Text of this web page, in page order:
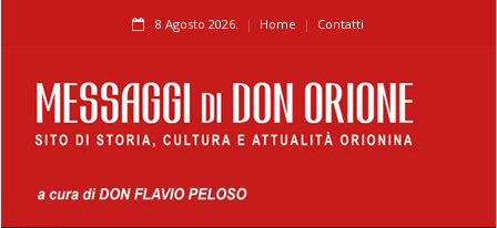
8 Agosto 2026. Home Contatti